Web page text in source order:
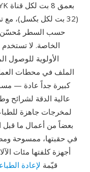
(32 بت لكل بكسل)،
حسب السطر مُحسّن
الأولوية
الملف في محطات
لمخرجات جاهزة
في حقبتها، ممسوحة
أجهزة كلفتها مئات
قيّمة لإعادة